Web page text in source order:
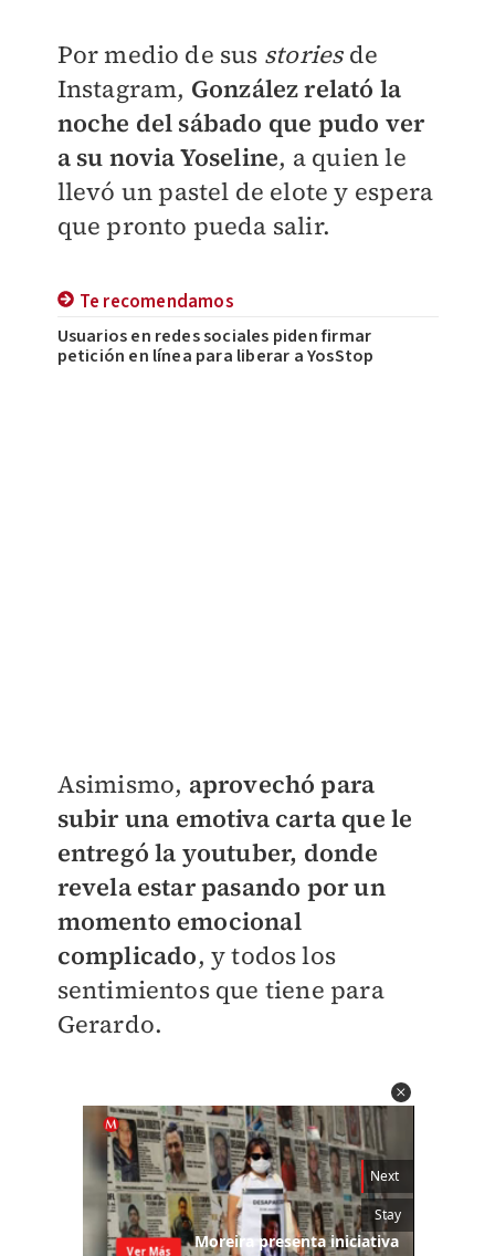
Por medio de sus stories de
Instagram, González relató la
noche del sábado que pudo ver
a su novia Yoseline, a quien le
llevó un pastel de elote y espera
que pronto pueda salir.
Te recomendamos
Usuarios en redes sociales piden firmar
petición en línea para liberar a YosStop
Asimismo, aprovechó para
subir una emotiva carta que le
entregó la youtuber, donde
revela estar pasando por un
momento emocional
complicado, y todos los
sentimientos que tiene para
Gerardo.